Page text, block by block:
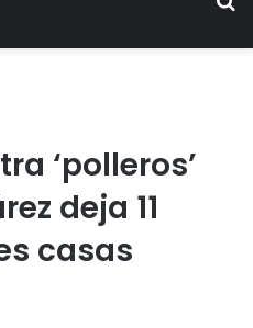
‘polleros’
deja 11
casas